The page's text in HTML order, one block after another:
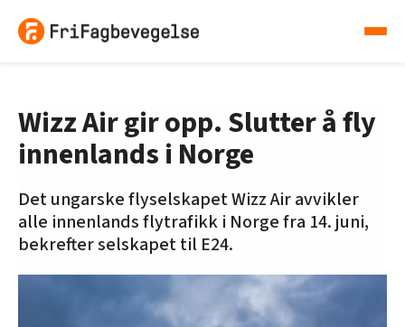
Wizz Air gir opp. Slutter å fly
innenlands i Norge
Det ungarske flyselskapet Wizz Air avvikler
alle innenlands flytrafikk i Norge fra 14. juni,
bekrefter selskapet til E24.